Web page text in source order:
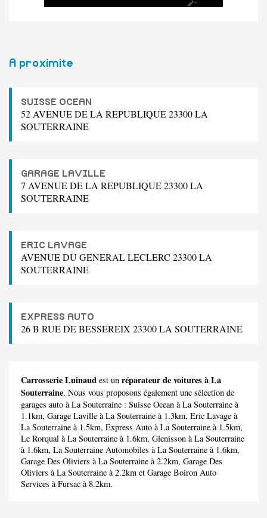
A proximite
SUISSE OCEAN
52 AVENUE DE LA REPUBLIQUE 23300 LA
SOUTERRAINE
GARAGE LAVILLE
7 AVENUE DE LA REPUBLIQUE 23300 LA
SOUTERRAINE
ERIC LAVAGE
AVENUE DU GENERAL LECLERC 23300 LA
SOUTERRAINE
EXPRESS AUTO
26 B RUE DE BESSEREIX 23300 LA SOUTERRAINE
Carrosserie Luinaud est un réparateur de voitures à La
Souterraine. Nous vous proposons également une sélection de
garages auto à La Souterraine : Suisse Ocean à La Souterraine à
1.1km, Garage Laville à La Souterraine à 1.3km, Eric Lavage à
La Souterraine à 1.5km, Express Auto à La Souterraine à 1.5km,
Le Rorqual à La Souterraine à 1.6km, Glenisson à La Souterraine
à 1.6km, La Souterraine Automobiles à La Souterraine à 1.6km,
Garage Des Oliviers à La Souterraine à 2.2km, Garage Des
Oliviers à La Souterraine à 2.2km et Garage Boiron Auto
Services à Fursac à 8.2km.